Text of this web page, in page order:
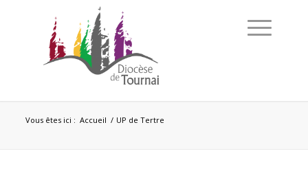
Vous êtes ici : Accueil / UP de Tertre